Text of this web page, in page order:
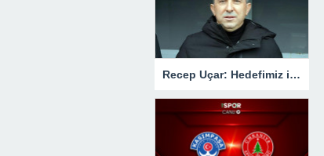
Recep Uçar: Hedefimiz ilk kez yer aldığımız ligde kalıcı olmak